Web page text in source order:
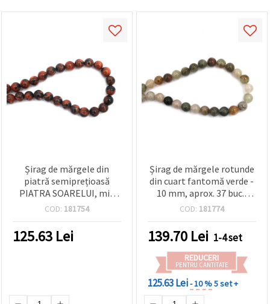
Șirag de mărgele din
piatră semiprețioasă
PIATRA SOARELUI, mix
maro și albastru, calitate
buc.
COD: 181754
125.63 Lei
Șirag de mărgele rotunde
din cuart fantomă verde -
10 mm, aprox. 37 buc.,
pietre semiprețioase
DIY/handmade, brățări &
coliere
COD: 181774
139.70 Lei 1-4 set
REDUCERI
PENTRU CANTITATE
125.63 Lei- 10 %5 set +